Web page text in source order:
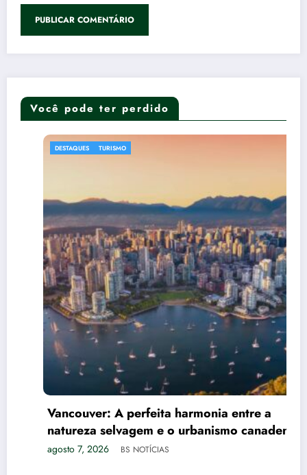
Você pode ter perdido
DESTAQUES TURISMO
Vancouver: A perfeita harmonia entre a
natureza selvagem e o urbanismo canadense
agosto 7, 2026 BS NOTÍCIAS